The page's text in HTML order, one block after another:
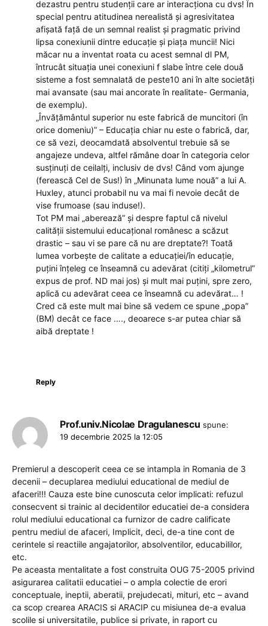
dezastru pentru studenții care ar interacționa cu dvs! În
special pentru atitudinea nerealistă și agresivitatea
afișată față de un semnal realist și pragmatic privind
lipsa conexiunii dintre educație și piața muncii! Nici
măcar nu a inventat roata cu acest semnal dl PM,
întrucât situația unei conexiuni f slabe între cele două
sisteme a fost semnalată de peste10 ani în alte societăți
mai avansate (sau mai ancorate în realitate- Germania,
de exemplu).
„Învățământul superior nu este fabrică de muncitori (în
orice domeniu)” – Educația chiar nu este o fabrică, dar,
ce să vezi, deocamdată absolventul trebuie să se
angajeze undeva, altfel rămâne doar în categoria celor
susținuți de ceilalți, inclusiv de dvs! Când vom ajunge
(ferească Cel de Sus!) în „Minunata lume nouă” a lui A.
Huxley, atunci probabil nu va mai fi nevoie decât de
vise frumoase (sau induse!).
Tot PM mai „aberează” și despre faptul că nivelul
calității sistemului educațional românesc a scăzut
drastic – sau vi se pare că nu are dreptate?! Toată
lumea vorbește de calitate a educației/în educație,
puțini înțeleg ce înseamnă cu adevărat (citiți „kilometrul”
expus de prof. ND mai jos) și mult mai puțini, spre zero,
aplică cu adevărat ceea ce înseamnă cu adevărat… !
Cred că este mult mai bine să vedem ce spune „popa”
(BM) decât ce face …., deoarece s-ar putea chiar să
aibă dreptate !
Reply
Prof.univ.Nicolae Dragulanescu spune:
19 decembrie 2025 la 12:05
Premierul a descoperit ceea ce se intampla in Romania de 3
decenii – decuplarea mediului educational de mediul de
afaceri!!! Cauza este bine cunoscuta celor implicati: refuzul
consecvent si trainic al decidentilor educatiei de-a considera
rolul mediului educational ca furnizor de cadre calificate
pentru mediul de afaceri, Implicit, deci, de-a tine cont de
cerintele si reactiile angajatorilor, absolventilor, educabililor,
etc.
Pe aceasta mentalitate a fost construita OUG 75-2005 privind
asigurarea calitatii educatiei – o ampla colectie de erori
conceptuale, ineptii, aberatii, prejudecati, mituri, etc – avand
ca scop crearea ARACIS si ARACIP cu misiunea de-a evalua
scolile si universitatile, publice si private, in raport cu